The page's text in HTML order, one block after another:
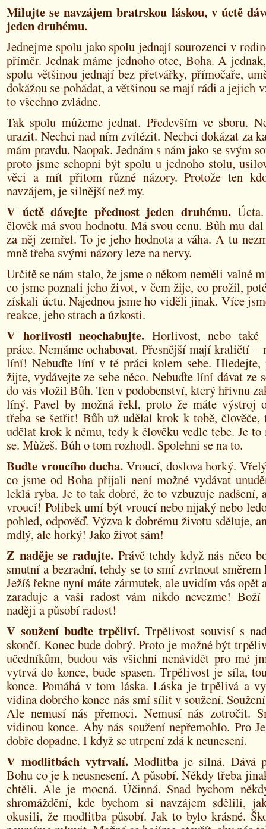
Milujte se navzájem bratrskou láskou, v úctě
jeden druhému.
Jednejme spolu jako spolu jednají sourozenci v
příměr. Jednak máme jednoho otce, Boha. A
spolu většinou jednají bez přetvářky, přímočaře,
dokážou se pohádat, a většinou se mají rádi a jejich
to všechno zvládne.
Tak spolu můžeme jednat. Především ve sboru.
urazit. Nechci nad ním zvítězit. Nechci dokázat za
mám pravdu. Naopak. Jednám s nám jako se svým
proto jsme schopni být spolu u jednoho stolu,
věci a mít přitom různé názory. Protože ten
navzájem, je silnější než my.
V úctě dávejte přednost jeden druhému.Úcta.
člověk má svou hodnotu. Má svou cenu. Bůh mu
za něj zemřel. To je jeho hodnota a váha. A tu
mně třeba svými názory leze na nervy.
Určitě se nám stalo, že jsme o někom neměli valné
co jsme poznali jeho život, v čem žije, co prožil,
získali úctu. Najednou jsme ho viděli jinak. Více
reakce, jeho strach a úzkosti.
V horlivosti neochabujte. Horlivost, nebo také
práce. Nemáme ochabovat. Přesnější mají kraličtí –
líní! Nebuďte líní v té práci kolem sebe. Hledejte,
žijte, vydávejte ze sebe něco. Nebuďte líní dávat ze
do vás vložil Bůh. Ten v podobenství, který hřivnu
líný. Pavel by možná řekl, proto že máte výstroj
třeba se šetřit! Bůh už udělal krok k tobě, člověče,
udělat krok k němu, tedy k člověku vedle tebe. Je
se. Můžeš. Bůh o tom rozhodl. Spolehni se na to.
Buďte vroucího ducha. Vroucí, doslova horký.
co jsme od Boha přijali není možné vydávat
leklá ryba. Je to tak dobré, že to vzbuzuje nadšení,
vroucí! Polibek umí být vroucí nebo nijaký nebo
pohled, odpověď. Výzva k dobrému životu sděluje,
mdlý, ale horký! Jako život sám!
Z naděje se radujte.Právě tehdy když nás něco
smutní a bezradní, tehdy se to smí zvrtnout
Ježíš řekne nyní máte zármutek, ale uvidím vás opět
zaraduje a vaši radost vám nikdo nevezme!
naději a působí radost!
V soužení buďte trpěliví. Trpělivost souvisí s
skončí. Konec bude dobrý. Proto je možné být
učedníkům, budou vás všichni nenávidět pro mé
vytrvá do konce, bude spasen. Trpělivost je síla,
konce. Pomáhá v tom láska. Láska je trpělivá a
vidina dobrého konce nás smí sílit v soužení.
Ale nemusí nás přemoci. Nemusí nás zotročit.
vidinou konce. Aby nás soužení nepřemohlo. Pro
dobře dopadne. I když se utrpení zdá k neunesení.
V modlitbách vytrvalí.Modlitba je silná. Dává
Bohu co je k neusnesení. A působí. Někdy třeba
chtěli. Ale je mocná. Účinná. Snad bychom
shromáždění, kde bychom si navzájem sdělili,
okusili, že modlitba působí. Jak to bylo krásné.